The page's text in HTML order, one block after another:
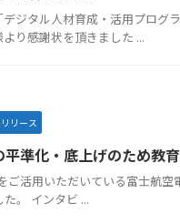
ジタル人材育成・活用プロ
り感謝状を頂きました ...
リース
準化・底上げのため教
ご活用いただいている富士航
。 インタビ ...